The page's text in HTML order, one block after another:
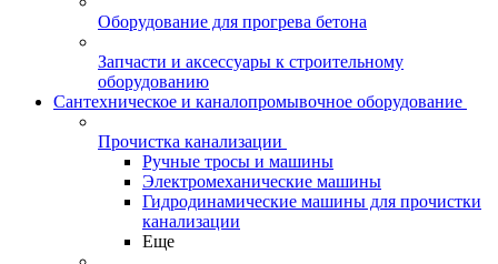
Оборудование для прогрева бетона
Запчасти и аксессуары к строительному
оборудованию
Сантехническое и каналопромывочное оборудование
Прочистка канализации
Ручные тросы и машины
Электромеханические машины
Гидродинамические машины для прочистки
канализации
Еще